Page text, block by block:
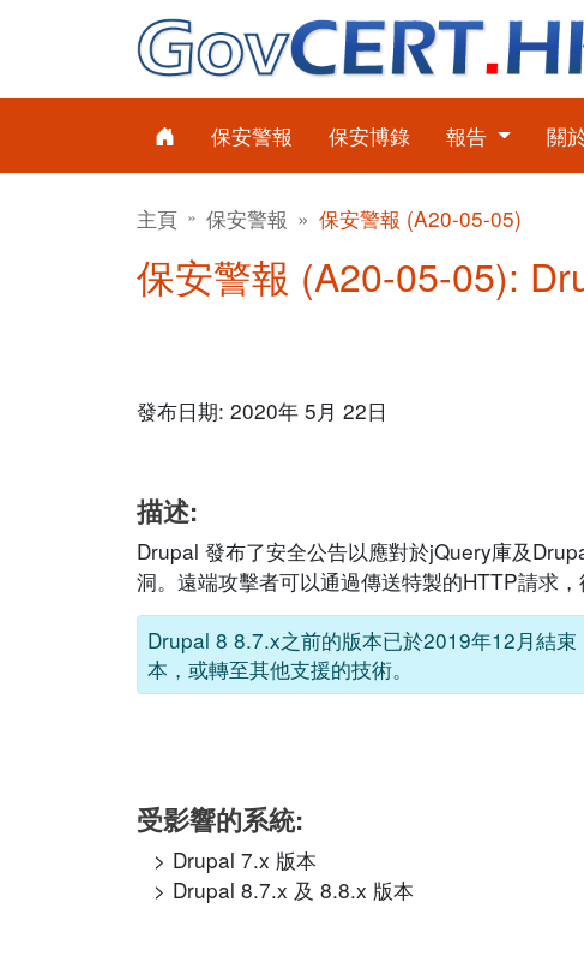
保安警報 保安博錄 報告 關
主頁 保安警報 保安警報 (A20-05-05)
保安警報 (A20-05-05):
發布日期: 2020年 5月 22日
描述:
Drupal 發布了安全公告以應對於jQuery庫及
洞。遠端攻擊者可以通過傳送特製的HTTP請求，
Drupal 8 8.7.x之前的版本已於2019年12月結
本，或轉至其他支援的技術。
受影響的系統:
Drupal 7.x 版本
Drupal 8.7.x 及 8.8.x 版本